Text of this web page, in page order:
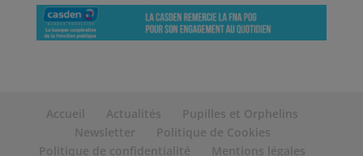
Accueil Actualités
Pupilles et Orphelins
Newsletter
Politique de Cookies
Politique de confidentialité
Mentions légales